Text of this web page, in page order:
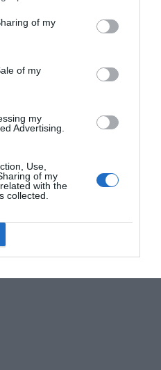
of my
of my
my
Advertising.
Use,
of my
with the
collected.